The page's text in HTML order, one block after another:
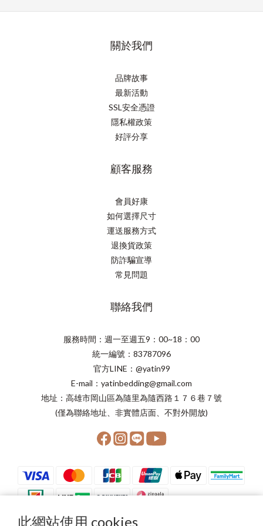
此網站使用 cookies
關於我們
品牌故事
最新活動
SSL安全憑證
隱私權政策
好評分享
顧客服務
會員好康
如何選擇尺寸
運送服務方式
退換貨政策
防詐騙宣導
常見問題
聯絡我們
服務時間：週一至週五9：00~18：00
統一編號：83787096
官方LINE：@yatin99
E-mail：yatinbedding@gmail.com
地址：高雄市岡山區為隨里為隨西路１７６巷７號
(僅為聯絡地址、非實體店面、不對外開放)